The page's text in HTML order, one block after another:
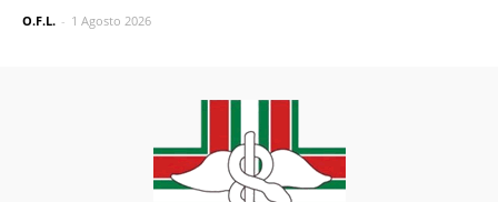
O.F.L. - 1 Agosto 2026